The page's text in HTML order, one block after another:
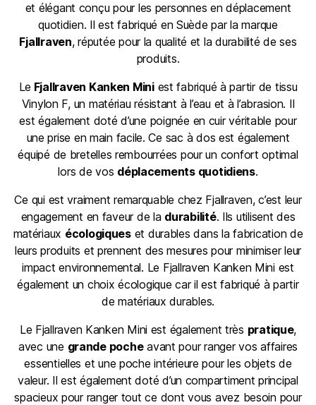
et élégant conçu pour les personnes en déplacement
quotidien. Il est fabriqué en Suède par la marque
Fjallraven, réputée pour la qualité et la durabilité de ses
produits.
Le Fjallraven Kanken Miniest fabriqué à partir de tissu
Vinylon F, un matériau résistant à l’eau et à l’abrasion. Il
est également doté d’une poignée en cuir véritable pour
une prise en main facile. Ce sac à dos est également
équipé de bretelles rembourrées pour un confort optimal
lors de vos déplacements quotidiens.
Ce qui est vraiment remarquable chez Fjallraven, c’est leur
engagement en faveur de la durabilité. Ils utilisent des
matériaux écologiqueset durables dans la fabrication de
leurs produits et prennent des mesures pour minimiser leur
impact environnemental. Le Fjallraven Kanken Mini est
également un choix écologique car il est fabriqué à partir
de matériaux durables.
Le Fjallraven Kanken Mini est également très pratique,
avec une grande pocheavant pour ranger vos affaires
essentielles et une poche intérieure pour les objets de
valeur. Il est également doté d’un compartiment principal
spacieux pour ranger tout ce dont vous avez besoin pour